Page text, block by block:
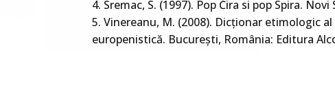
4. Sremac, S. (1997). Pop Ćira si pop Spira.
5. Vinereanu, M. (2008). Dicționar etimologic
europenistică. București, România: Editura